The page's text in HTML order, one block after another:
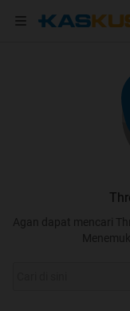
Agan dapat mencari